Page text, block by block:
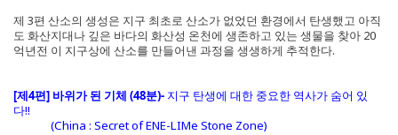
제 3편 산소의 생성은 지구 최초로 산소가 없었던 환경에서 탄생했고 아직
도 화산지대나 깊은 바다의 화산성 온천에 생존하고 있는 생물을 찾아 20
억년전 이 지구상에 산소를 만들어낸 과정을 생생하게 추적한다.
[제4편] 바위가 된 기체 (48분)- 지구 탄생에 대한 중요한 역사가 숨어 있
다!!
(China : Secret of ENE-LIMe Stone Zone)